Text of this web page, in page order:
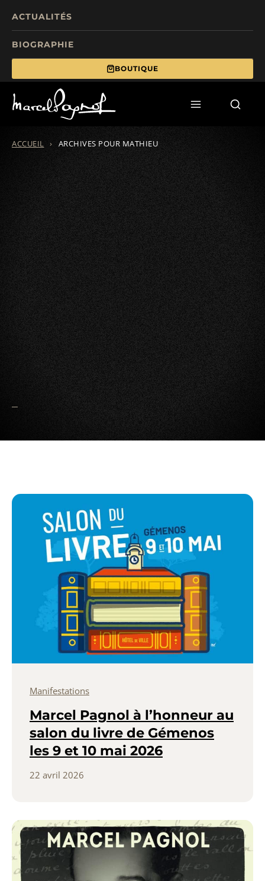
ACTUALITÉS
BIOGRAPHIE
BOUTIQUE
ÉCRITS
ACCUEIL › ARCHIVES POUR MATHIEU
Manifestations
Marcel Pagnol à l’honneur au
salon du livre de Gémenos
les 9 et 10 mai 2026
22 avril 2026